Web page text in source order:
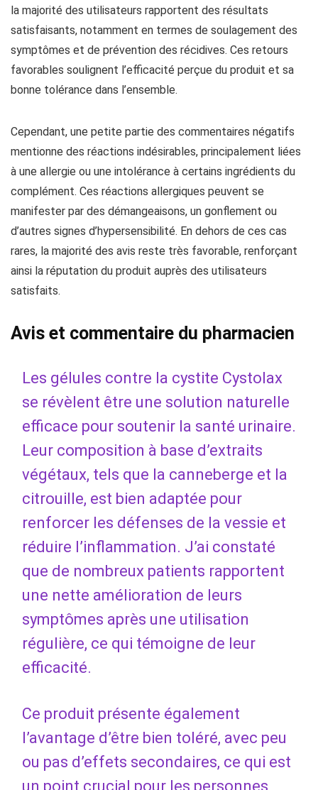
la majorité des utilisateurs rapportent des résultats
satisfaisants, notamment en termes de soulagement des
symptômes et de prévention des récidives. Ces retours
favorables soulignent l’efficacité perçue du produit et sa
bonne tolérance dans l’ensemble.
Cependant, une petite partie des commentaires négatifs
mentionne des réactions indésirables, principalement liées
à une allergie ou une intolérance à certains ingrédients du
complément. Ces réactions allergiques peuvent se
manifester par des démangeaisons, un gonflement ou
d’autres signes d’hypersensibilité. En dehors de ces cas
rares, la majorité des avis reste très favorable, renforçant
ainsi la réputation du produit auprès des utilisateurs
satisfaits.
Avis et commentaire du pharmacien
Les gélules contre la cystite Cystolax
se révèlent être une solution naturelle
efficace pour soutenir la santé urinaire.
Leur composition à base d’extraits
végétaux, tels que la canneberge et la
citrouille, est bien adaptée pour
renforcer les défenses de la vessie et
réduire l’inflammation. J’ai constaté
que de nombreux patients rapportent
une nette amélioration de leurs
symptômes après une utilisation
régulière, ce qui témoigne de leur
efficacité.
Ce produit présente également
l’avantage d’être bien toléré, avec peu
ou pas d’effets secondaires, ce qui est
un point crucial pour les personnes